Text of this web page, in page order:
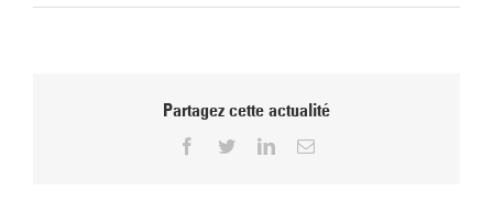
Partagez cette actualité
Facebook
TwitterLinkedInEmail